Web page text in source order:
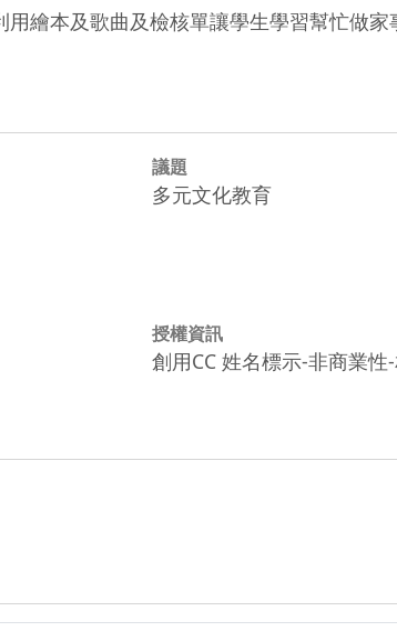
繪本及歌曲及檢核單讓學生學習幫忙做家
議題
多元文化教育
授權資訊
創用CC 姓名標示-非商業